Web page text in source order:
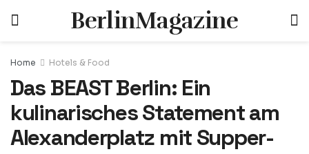
BerlinMagazine
Home Hotels & Food
Das BEAST Berlin: Ein
kulinarisches Statement am
Alexanderplatz mit Supper-